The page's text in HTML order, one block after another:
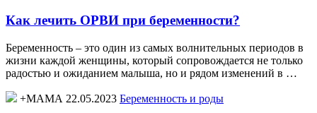
Как лечить ОРВИ при беременности?
Беременность – это один из самых волнительных периодов в
жизни каждой женщины, который сопровождается не только
радостью и ожиданием малыша, но и рядом изменений в …
+МАМА 22.05.2023 Беременность и роды